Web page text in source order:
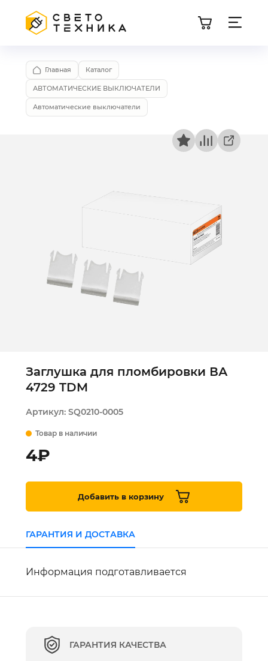
Главная Каталог
АВТОМАТИЧЕСКИЕ ВЫКЛЮЧАТЕЛИ
Автоматические выключатели
Заглушка для пломбировки ВА
4729 TDM
Артикул: SQ0210-0005
Товар в наличии
4₽
Добавить в корзину
ГАРАНТИЯ И ДОСТАВКА
Информация подготавливается
ГАРАНТИЯ КАЧЕСТВА